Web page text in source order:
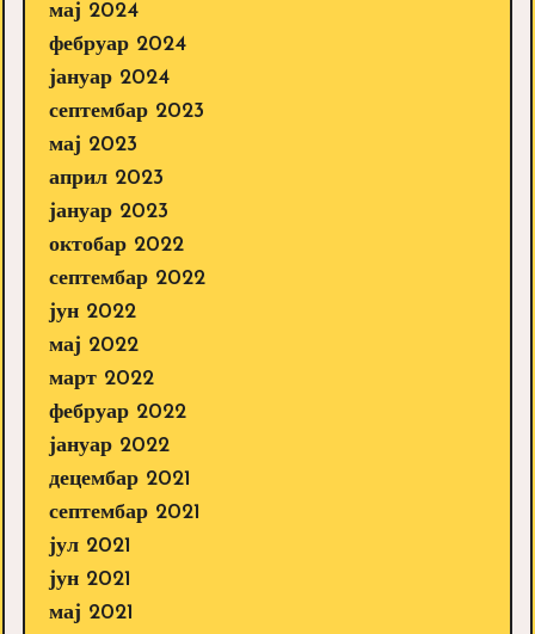
мај 2024
фебруар 2024
јануар 2024
септембар 2023
мај 2023
април 2023
јануар 2023
октобар 2022
септембар 2022
јун 2022
мај 2022
март 2022
фебруар 2022
јануар 2022
децембар 2021
септембар 2021
јул 2021
јун 2021
мај 2021